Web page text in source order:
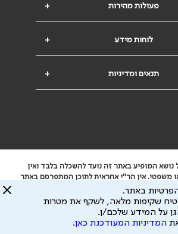
+ פעולות מהירות
+ לוחות מידע
+ תנאים ומדיניות
המופיע באתר זה נועד להשכלה בלבד ואין
או משפטי. אין הר"י אחראית לתוכן המתפרסם באתר
זה ולכל נזק שעלול להיגרם.
מידע אישי לצורך מתן השרות וכי חלק ממנו
שלישיים, הכל בכפוף ל
ולתנאי השימוש
באתר.
שקיפות מלאה, לשקף את מטרות
על המידע שלכם/ן.
המדיניות המעודכנת כאן.